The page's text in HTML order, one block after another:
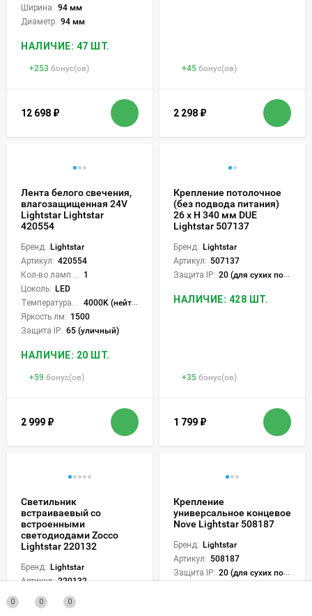
Ширина: 94 мм
Диаметр: 94 мм
НАЛИЧИЕ: 47 ШТ.
+253 бонус(ов)
12 698 ₽
+45 бонус(ов)
2 298 ₽
Лента белого свечения,
влагозащищенная 24V
Lightstar Lightstar
420554
Бренд: Lightstar
Артикул: 420554
Кол-во ламп или LED: 1
Цоколь: LED
Температура света:
4000K (нейтральный)
Яркость лм: 1500
Защита IP: 65 (уличный)
НАЛИЧИЕ: 20 ШТ.
+59 бонус(ов)
2 999 ₽
Крепление потолочное
(без подвода питания)
26 x H 340 мм DUE
Lightstar 507137
Бренд: Lightstar
Артикул: 507137
Защита IP: 20 (для сухих пом.)
НАЛИЧИЕ: 428 ШТ.
+35 бонус(ов)
1 799 ₽
Светильник
встраиваевый со
встроенными
светодиодами Zocco
Lightstar 220132
Бренд: Lightstar
Артикул: 220132
Кол-во ламп или LED:
Цоколь:
LED
Крепление
универсальное концевое
Nove Lightstar 508187
Бренд: Lightstar
Артикул: 508187
Защита IP: 20 (для сухих пом.)
0 0 0